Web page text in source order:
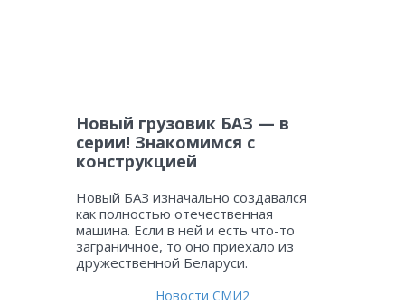
Новый грузовик БАЗ — в
серии! Знакомимся с
конструкцией
Новый БАЗ изначально создавался
как полностью отечественная
машина. Если в ней и есть что-то
заграничное, то оно приехало из
дружественной Беларуси.
Новости СМИ2